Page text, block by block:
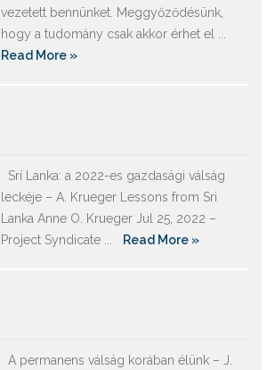
vezetett bennünket. Meggyőződésünk,
hogy a tudomány csak akkor érhet el ...
Read More »
Srí Lanka: a 2022-es gazdasági válság
leckéje – A. Krueger Lessons from Sri
Lanka Anne O. Krueger Jul 25, 2022 –
Project Syndicate ...
Read More »
A permanens válság korában élünk – J.